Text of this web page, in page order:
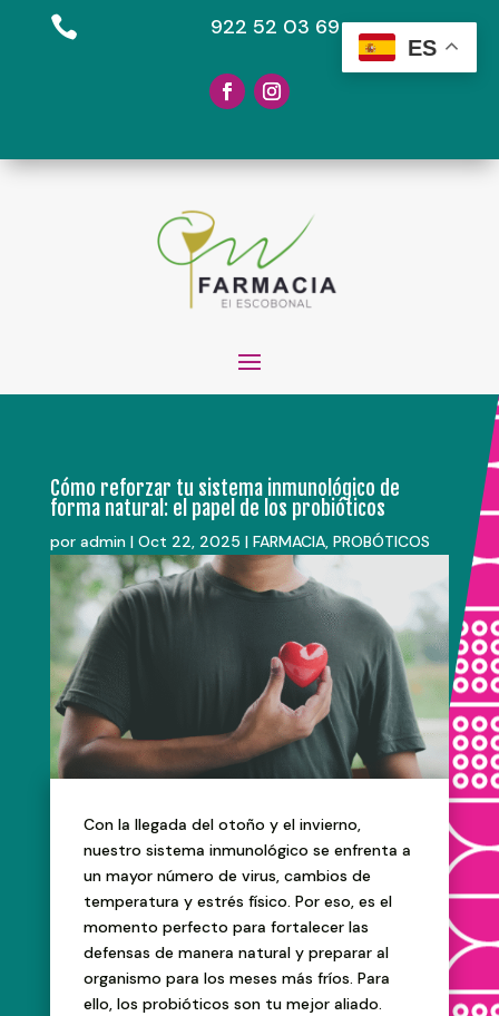
 922 52 03 69
Cómo reforzar tu sistema inmunológico de
forma natural: el papel de los probióticos
por admin| Oct 22, 2025 | FARMACIA, PROBÓTICOS
Con la llegada del otoño y el invierno,
nuestro sistema inmunológico se enfrenta a
un mayor número de virus, cambios de
temperatura y estrés físico. Por eso, es el
momento perfecto para fortalecer las
defensas de manera natural y preparar al
organismo para los meses más fríos. Para
ello, los probióticos son tu mejor aliado.
ES